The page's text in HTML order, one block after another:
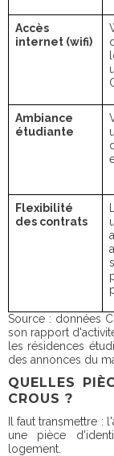
Accès
internet (wifi)
Ambiance
étudiante
Flexibilité
des contrats
Source : données
son rapport
les résidences
des annonces du
QUELLES
CROUS ?
Il faut transmettre :
une pièce
logement.